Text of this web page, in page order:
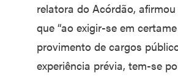
relatora do Acórdão,
que “ao exigir-se em
provimento de cargos
experiência prévia, tem-se